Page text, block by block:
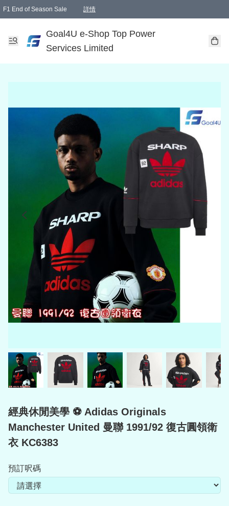
F1 End of Season Sale 詳情
Goal4U e-Shop Top Power
Services Limited
經典休閒美學 ⚽ Adidas Originals
Manchester United 曼聯 1991/92 復古圓領衛
衣 KC6383
預訂呎碼